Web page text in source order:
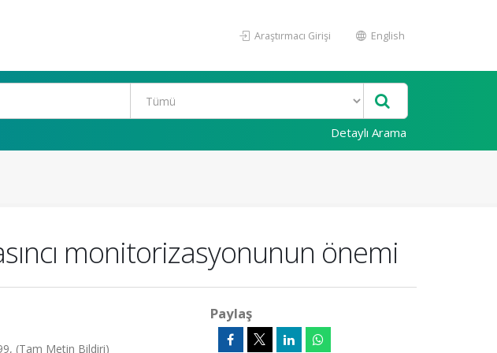
Araştırmacı Girişi English
Detaylı Arama
monitorizasyonunun önemi
(Tam Metin Bildiri)
Paylaş